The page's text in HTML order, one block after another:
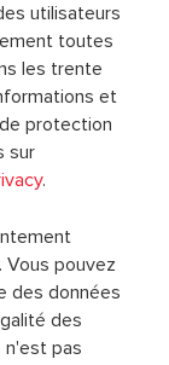
utilisateurs
toutes
les trente
et
protection
sur
.
Vous pouvez
des données
des
pas